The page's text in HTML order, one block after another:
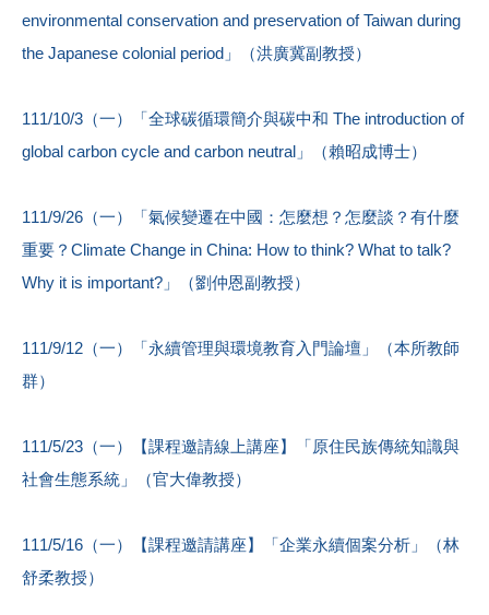
environmental conservation and preservation of Taiwan during
the Japanese colonial period」（洪廣冀副教授）
111/10/3（一）「全球碳循環簡介與碳中和 The introduction of
global carbon cycle and carbon neutral」（賴昭成博士）
111/9/26（一）「氣候變遷在中國：怎麼想？怎麼談？有什麼
重要？Climate Change in China: How to think? What to talk?
Why it is important?」（劉仲恩副教授）
111/9/12（一）「永續管理與環境教育入門論壇」（本所教師
群）
111/5/23（一）【課程邀請線上講座】「原住民族傳統知識與
社會生態系統」（官大偉教授）
111/5/16（一）【課程邀請講座】「企業永續個案分析」（林
舒柔教授）